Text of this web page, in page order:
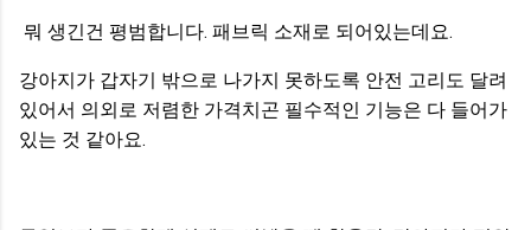
뭐 생긴건 평범합니다. 패브릭 소재로 되어있는데요.
강아지가 갑자기 밖으로 나가지 못하도록 안전 고리도 달려
있어서 의외로 저렴한 가격치곤 필수적인 기능은 다 들어가
있는 것 같아요.